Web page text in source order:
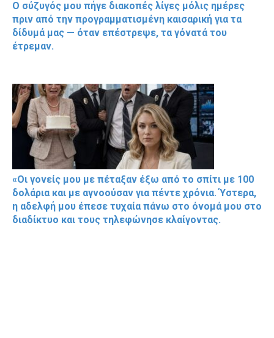
Ο σύζυγός μου πήγε διακοπές λίγες μόλις ημέρες
πριν από την προγραμματισμένη καισαρική για τα
δίδυμά μας — όταν επέστρεψε, τα γόνατά του
έτρεμαν.
«Οι γονείς μου με πέταξαν έξω από το σπίτι με 100
δολάρια και με αγνοούσαν για πέντε χρόνια. Ύστερα,
η αδελφή μου έπεσε τυχαία πάνω στο όνομά μου στο
διαδίκτυο και τους τηλεφώνησε κλαίγοντας.